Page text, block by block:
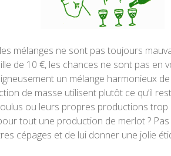
mélanges ne sont pas toujours
de 10 €, les chances ne sont pas en
un mélange harmonieux
de masse utilisent plutôt ce qu’il
ou leurs propres productions trop
tout une production de merlot ?
cépages et de lui donner une jolie